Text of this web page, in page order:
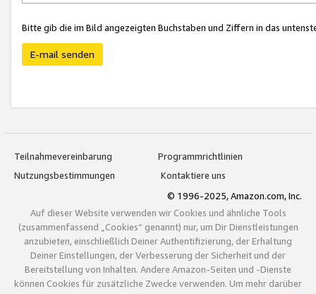
Bitte gib die im Bild angezeigten Buchstaben und Ziffern in das
E-mail senden
Teilnahmevereinbarung
Programmrichtlinien
Nutzungsbestimmungen
Kontaktiere uns
© 1996-2025, Amazon.com, Inc.
Auf dieser Website verwenden wir Cookies und ähnliche Tools
(zusammenfassend „Cookies“ genannt) nur, um Dir Dienstleistungen
anzubieten, einschließlich Deiner Authentifizierung, der Erhaltung
Deiner Einstellungen, der Verbesserung der Sicherheit und der
Bereitstellung von Inhalten. Andere Amazon-Seiten und -Dienste
können Cookies für zusätzliche Zwecke verwenden. Um mehr darüber